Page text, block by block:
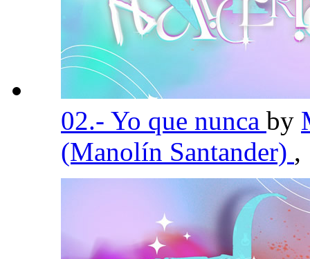
02.- Yo que nunca by
(Manolín Santander) ,